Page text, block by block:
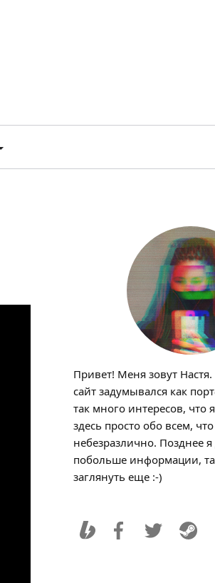
Привет! Меня зовут
сайт задумывался как
так много интересов, что
здесь просто обо всем,
небезразлично. Позднее
побольше информации,
заглянуть еще :-)